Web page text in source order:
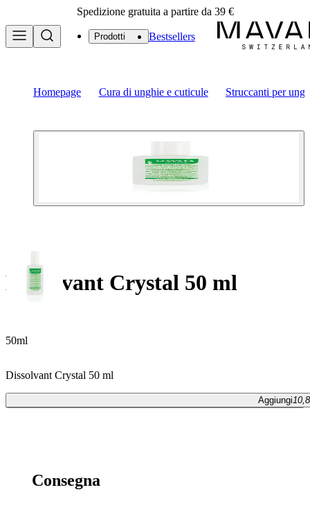
Spedizione gratuita a partire da 39 €
Prodotti Bestsellers
Homepage Cura di unghie e cuticule Struccanti per
Dissolvant Crystal 50 ml
50ml
Dissolvant Crystal 50 ml
Aggiungi
Consegna